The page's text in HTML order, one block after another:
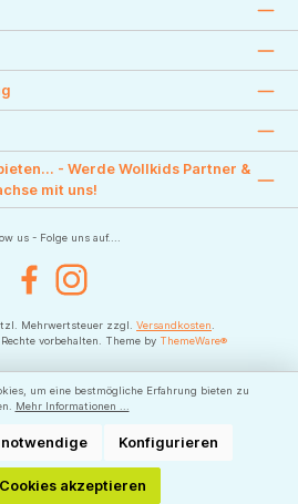
- Werde Wollkids Partner &
mit uns!
us - Folge uns auf....
FacebookInstagram
Mehrwertsteuer zzgl. Versandkosten
vorbehalten. Theme by ThemeWare®
um eine bestmögliche Erfahrung bieten zu
Mehr Informationen ...
Konfigurieren
akzeptieren